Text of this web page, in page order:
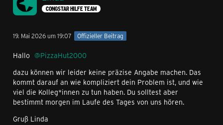
CONGSTAR HILFE TEAM
19. Mai 2026 um 19:07 Offizieller Beitrag
Hallo
PizzaHut2000
dazu können wir leider keine präzise Angabe machen. Das
kommt darauf an wie kompliziert dein Problem ist, und wie
viel die Kolleg*innen zu tun haben. Du solltest aber
bestimmt morgen im Laufe des Tages von uns hören.
Gruß Linda